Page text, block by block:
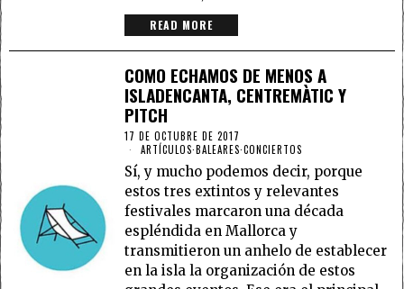
READ MORE
COMO ECHAMOS DE MENOS A
ISLADENCANTA, CENTREMÀTIC Y
PITCH
17 DE OCTUBRE DE 2017
ARTÍCULOS·BALEARES·CONCIERTOS
Sí, y mucho podemos decir, porque
estos tres extintos y relevantes
festivales marcaron una década
espléndida en Mallorca y
transmitieron un anhelo de establecer
en la isla la organización de estos